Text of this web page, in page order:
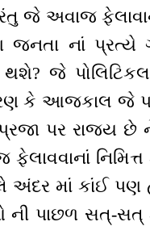
જે અવાજ
નાં પ્રત્યે
થશે? જે
કે આજકાલ જે
પર રાજ્ય છે
ફેલાવવાનાં
અંદર માં કાંઈ પણ
પાછળ સત્-સત્